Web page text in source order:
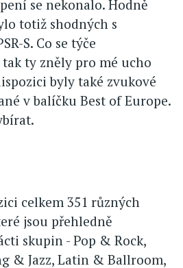
se nekonalo. Hodně
totiž shodných s
S. Co se týče
ty zněly pro mé ucho
byly také zvukové
v balíčku Best of Europe.
celkem 351 různých
jsou přehledně
skupin - Pop & Rock,
& Jazz, Latin & Ballroom,